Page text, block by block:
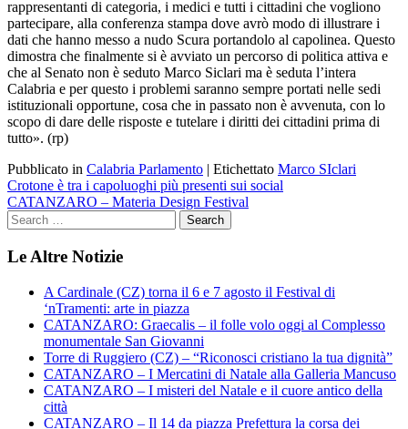
rappresentanti di categoria, i medici e tutti i cittadini che vogliono
partecipare, alla conferenza stampa dove avrò modo di illustrare i
dati che hanno messo a nudo Scura portandolo al capolinea. Questo
dimostra che finalmente si è avviato un percorso di politica attiva e
che al Senato non è seduto Marco Siclari ma è seduta l’intera
Calabria e per questo i problemi saranno sempre portati nelle sedi
istituzionali opportune, cosa che in passato non è avvenuta, con lo
scopo di dare delle risposte e tutelare i diritti dei cittadini prima di
tutto». (rp)
Pubblicato in Calabria Parlamento | Etichettato Marco SIclari
Navigazione
articoli
Crotone è tra i capoluoghi più presenti sui social
CATANZARO – Materia Design Festival
Le Altre Notizie
A Cardinale (CZ) torna il 6 e 7 agosto il Festival di
‘nTramenti: arte in piazza
CATANZARO: Graecalis – il folle volo oggi al Complesso
monumentale San Giovanni
Torre di Ruggiero (CZ) – “Riconosci cristiano la tua dignità”
CATANZARO – I Mercatini di Natale alla Galleria Mancuso
CATANZARO – I misteri del Natale e il cuore antico della
città
CATANZARO – Il 14 da piazza Prefettura la corsa dei